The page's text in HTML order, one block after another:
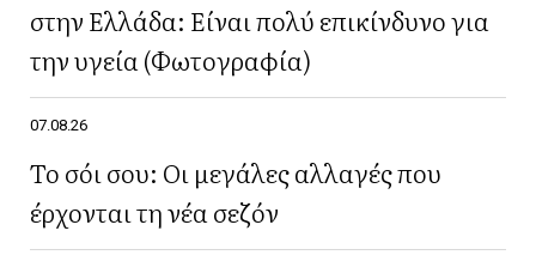
στην Ελλάδα: Είναι πολύ επικίνδυνο για
την υγεία (Φωτογραφία)
07.08.26
Το σόι σου: Οι μεγάλες αλλαγές που
έρχονται τη νέα σεζόν